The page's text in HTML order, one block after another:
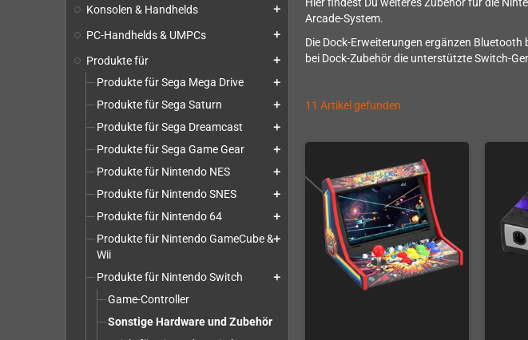
Konsolen & Handhelds add
PC-Handhelds & UMPCs add
Produkte für add
Produkte für Sega Mega Drive add
Produkte für Sega Saturn add
Produkte für Sega Dreamcast add
Produkte für Sega Game Gear add
Produkte für Nintendo NES add
Produkte für Nintendo SNES add
Produkte für Nintendo 64 add
Produkte für Nintendo GameCube &
Wii
add
Produkte für Nintendo Switch add
Game-Controller
Sonstige Hardware und Zubehör
Hier findest Du weiteres Zubehör für die
Arcade-System.
Die Dock-Erweiterungen ergänzen
bei Dock-Zubehör die unterstützte Switch-
11 Artikel gefunden